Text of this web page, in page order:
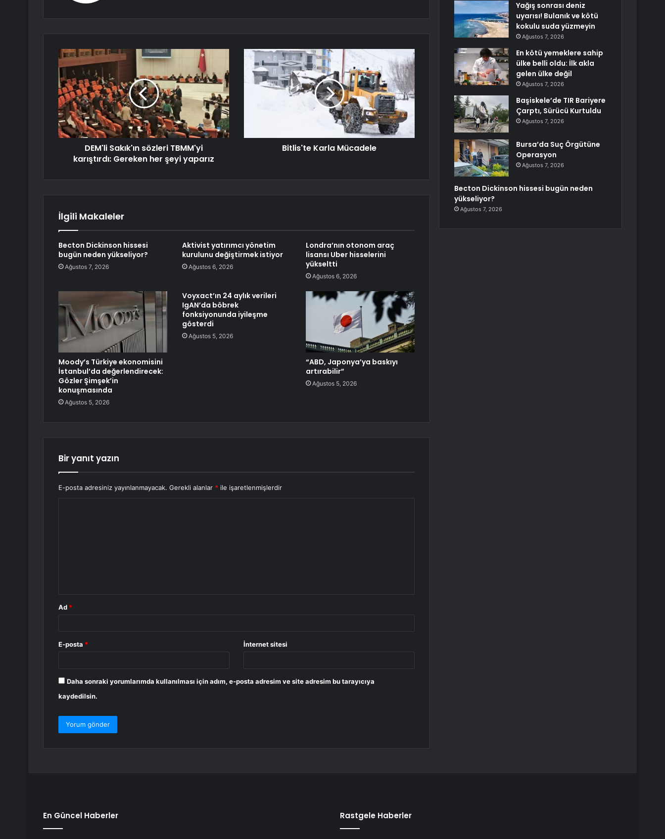
DEM'li Sakık'ın sözleri TBMM'yi
karıştırdı: Gereken her şeyi yaparız
Bitlis'te Karla Mücadele
İlgili Makaleler
Becton Dickinson hissesi
bugün neden yükseliyor?
Ağustos 7, 2026
Aktivist yatırımcı yönetim
kurulunu değiştirmek istiyor
Ağustos 6, 2026
Londra’nın otonom araç
lisansı Uber hisselerini
yükseltti
Ağustos 6, 2026
Moody’s Türkiye ekonomisini
İstanbul’da değerlendirecek:
Gözler Şimşek’in
konuşmasında
Ağustos 5, 2026
Voyxact’ın 24 aylık verileri
IgAN’da böbrek
fonksiyonunda iyileşme
gösterdi
Ağustos 5, 2026
“ABD, Japonya’ya baskıyı
artırabilir”
Ağustos 5, 2026
Bir yanıt yazın
E-posta adresiniz yayınlanmayacak. Gerekli alanlar * ile işaretlenmişlerdir
Ad *
E-posta * İnternet sitesi
Daha sonraki yorumlarımda kullanılması için adım, e-posta adresim ve site adresim bu tarayıcıya
kaydedilsin.
Yağış sonrası deniz
uyarısı! Bulanık ve kötü
kokulu suda yüzmeyin
Ağustos 7, 2026
En kötü yemeklere sahip
ülke belli oldu: İlk akla
gelen ülke değil
Ağustos 7, 2026
Başiskele’de TIR Bariyere
Çarptı, Sürücü Kurtuldu
Ağustos 7, 2026
Bursa’da Suç Örgütüne
Operasyon
Ağustos 7, 2026
Becton Dickinson hissesi bugün neden
yükseliyor?
Ağustos 7, 2026
En Güncel Haberler Rastgele Haberler